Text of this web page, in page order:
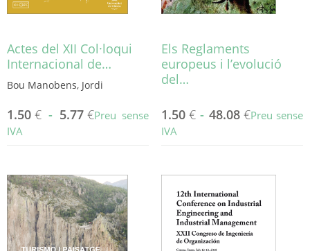
Actes del XII Col·loqui
Internacional de…
Bou Manobens, Jordi
1.50 € - 5.77 €Preu sense
IVA
té
diverses
variants.
Les
opcions
Els Reglaments
europeus i l’evolució
del…
1.50 €- 48.08 €Preu sense
IVA
diverses
variants.
opcions